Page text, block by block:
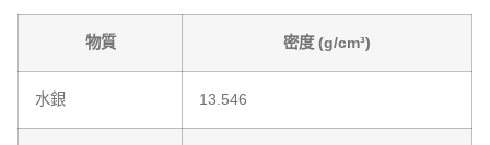
物質 密度 (g/cm³)
水銀 13.546